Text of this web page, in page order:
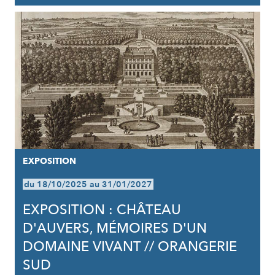
EXPOSITION
du 18/10/2025 au 31/01/2027
EXPOSITION : CHÂTEAU
D'AUVERS, MÉMOIRES D'UN
DOMAINE VIVANT // ORANGERIE
SUD